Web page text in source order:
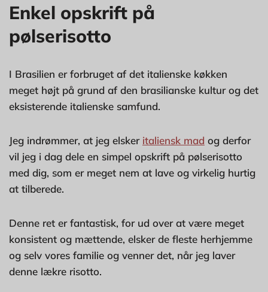
Enkel opskrift på
pølserisotto
I Brasilien er forbruget af det italienske køkken
meget højt på grund af den brasilianske kultur og det
eksisterende italienske samfund.
Jeg indrømmer, at jeg elsker italiensk mad og derfor
vil jeg i dag dele en simpel opskrift på pølserisotto
med dig, som er meget nem at lave og virkelig hurtig
at tilberede.
Denne ret er fantastisk, for ud over at være meget
konsistent og mættende, elsker de fleste herhjemme
og selv vores familie og venner det, når jeg laver
denne lækre risotto.